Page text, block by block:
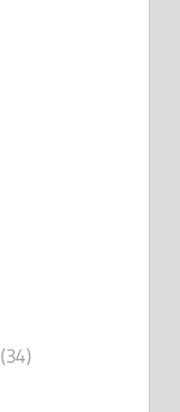
(34)